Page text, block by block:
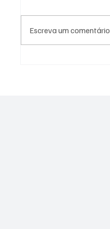
Escreva um comentário